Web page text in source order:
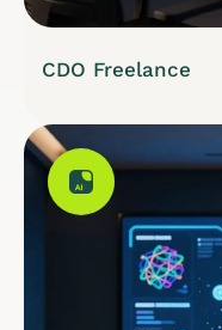
CDO Freelance